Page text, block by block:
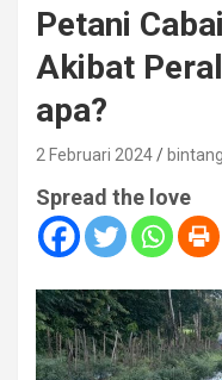
Petani
Akibat
apa?
2 Februari 2024
Spread the love